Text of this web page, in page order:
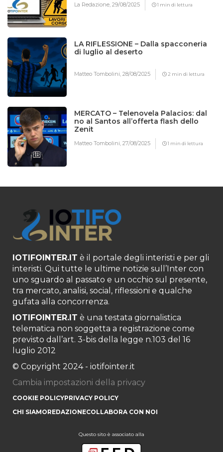
La Redazione,29/08/2025 1 min di lettura
LA RIFLESSIONE – Dalla spacconeria
di luglio al deserto
Matteo Tombolini,28/08/2025 2 min di lettura
MERCATO – Telenovela Palacios: dal
no al Santos all’offerta flash dello
Zenit
Matteo Tombolini,27/08/2025 1 min di lettura
IOTIFOINTER.IT è il portale degli interisti e per gli
interisti. Qui tutte le ultime notizie sull’Inter con
uno sguardo al passato e un occhio sul presente,
tra mercato, analisi, social, riflessioni e qualche
gufata alla concorrenza.
IOTIFOINTER.IT è una testata giornalistica
telematica non soggetta a registrazione come
previsto dall’art. 3-bis della legge n.103 del 16
luglio 2012
© Copyright 2024 - iotifointer.it
Cambia impostazioni della privacy
COOKIE POLICYPRIVACY POLICY
CHI SIAMOREDAZIONECOLLABORA CON NOI
Questo sito è associato alla